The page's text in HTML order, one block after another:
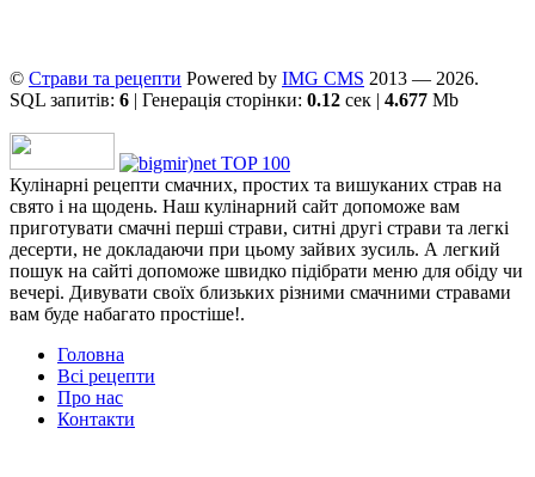
© Страви та рецепти Powered by ІMG CMS 2013 — 2026.
SQL запитів: 6 | Генерація сторінки: 0.12 сек | 4.677 Mb
Кулінарні рецепти смачних, простих та вишуканих страв на
свято і на щодень. Наш кулінарний сайт допоможе вам
приготувати смачні перші страви, ситні другі страви та легкі
десерти, не докладаючи при цьому зайвих зусиль. А легкий
пошук на сайті допоможе швидко підібрати меню для обіду чи
вечері. Дивувати своїх близьких різними смачними стравами
вам буде набагато простіше!.
Головна
Всі рецепти
Про нас
Контакти